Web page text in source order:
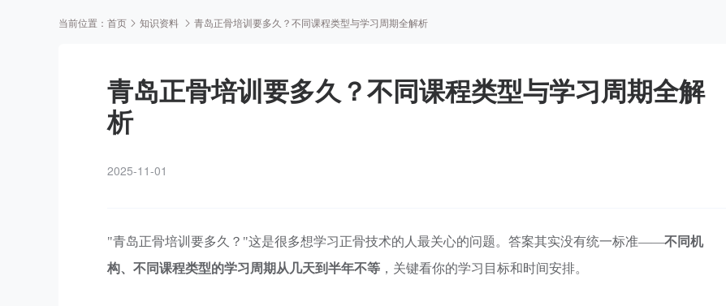
当前位置： 首页 知识资料 青岛正骨培训要多久？不同课程类型与学习周期全解析
青岛正骨培训要多久？不同课程类型与学习周期全解
析
2025-11-01
"青岛正骨培训要多久？"这是很多想学习正骨技术的人最关心的问题。答案其实没有统一标准——不同机
构、不同课程类型的学习周期从几天到半年不等 ，关键看你的学习目标和时间安排。